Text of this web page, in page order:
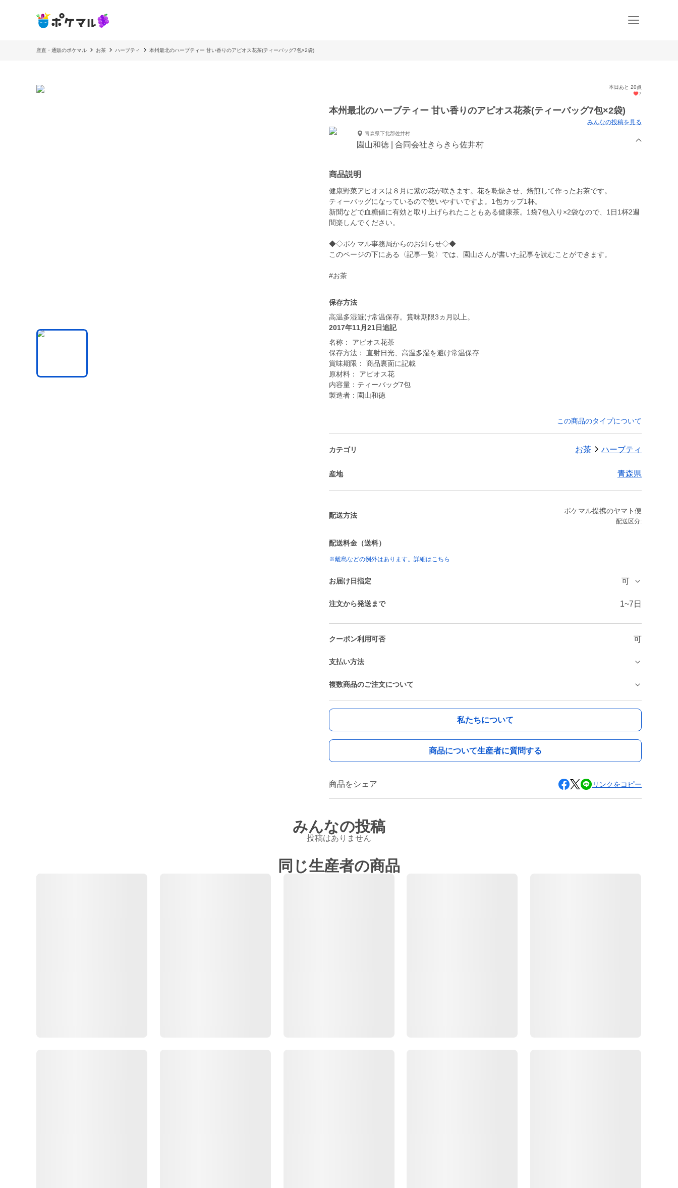
産直・通販のポケマル お茶 ハーブティ 本州最北のハーブティー 甘い香りのアピオス花茶(ティーバッグ7包×2袋)
本日あと 20点
7
本州最北のハーブティー 甘い香りのアピオス花茶(ティーバッグ7包×2袋)
みんなの投稿を見る
青森県下北郡佐井村
園山和徳 | 合同会社きらきら佐井村
商品説明
健康野菜アピオスは８月に紫の花が咲きます。花を乾燥させ、焙煎して作ったお茶です。
ティーバッグになっているので使いやすいですよ。1包カップ1杯。
新聞などで血糖値に有効と取り上げられたこともある健康茶。1袋7包入り×2袋なので、1日1杯2週
間楽しんでください。
◆◇ポケマル事務局からのお知らせ◇◆
このページの下にある〈記事一覧〉では、園山さんが書いた記事を読むことができます。
#お茶
保存方法
高温多湿避け常温保存。賞味期限3ヵ月以上。
2017年11月21日追記
名称： アピオス花茶
保存方法： 直射日光、高温多湿を避け常温保存
賞味期限： 商品裏面に記載
原材料： アピオス花
内容量：ティーバッグ7包
製造者：園山和徳
この商品のタイプについて
カテゴリ お茶 ハーブティ
産地 青森県
配送方法
ポケマル提携のヤマト便
配送区分:
配送料金（送料）
※離島などの例外はあります。詳細はこちら
お届け日指定 可
注文から発送まで 1~7日
クーポン利用可否 可
支払い方法
複数商品のご注文について
私たちについて
商品について生産者に質問する
商品をシェア リンクをコピー
みんなの投稿
投稿はありません
同じ生産者の商品